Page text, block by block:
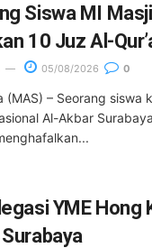
Siswa MI
10 Juz Al-
05/08/2026 0
(MAS) – Seorang siswa
Al-Akbar
YME Hong